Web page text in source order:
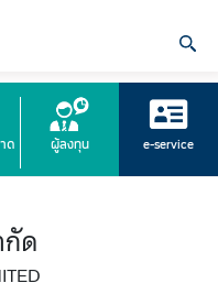
ด
ผู้ลงทุน e-service
ด